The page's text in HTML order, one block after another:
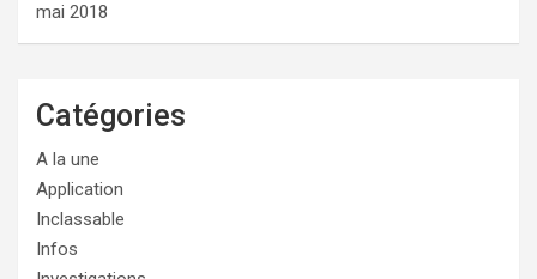
mai 2018
Catégories
A la une
Application
Inclassable
Infos